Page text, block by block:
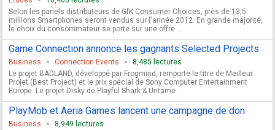
Selon les panels distributeurs de GfK Consumer Choices, près de 13,5
millions Smartphones seront vendus sur l'année 2012. En grande majorité,
le choix du consommateur se porte sur une offre ...
Game Connection annonce les gagnants Selected Projects
Business Connection Events
8,485 lectures
Le projet BADLAND, développé par Frogmind, remporte le titre de Meilleur
Projet (Best Project) et le prix spécial de Sony Computer Entertainment
Europe. Le projet Disky de Playful Shark & Untame ...
PlayMob et Aeria Games lancent une campagne de don
Business
8,949 lectures